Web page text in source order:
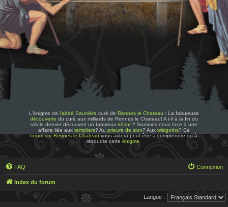
L'énigme de l'abbé Saunière curé de Rennes le Chateau : La fabuleuse
découverte du curé aux milliards de Rennes le Chateau! A t-il à la fin du
siècle dernier découvert un fabuleux trésor? Sommes nous face à une
affaire liée aux templiers? Au prieuré de sion? Aux wisigoths? Ce
forum sur Rennes le Chateauvous aidera peut-être à comprendre ou à
résoudre cetteénigme
FAQ Connexion
Index du forum
Langue :